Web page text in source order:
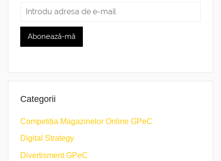
Categorii
Competiția Magazinelor Online GPeC
Digital Strategy
Divertisment GPeC